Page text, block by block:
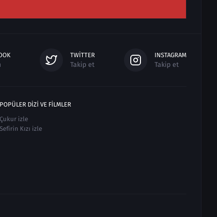
TWITTER
Takip et
INSTAGRAM
Takip et
POPÜLER DIZI VE FILMLER
Çukur izle
Sefirin Kızı izle